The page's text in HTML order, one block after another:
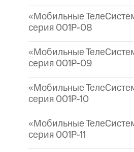
«Мобильные
серия 001P-08
«Мобильные
серия 001P-09
«Мобильные
серия 001P-10
«Мобильные
серия 001P-11